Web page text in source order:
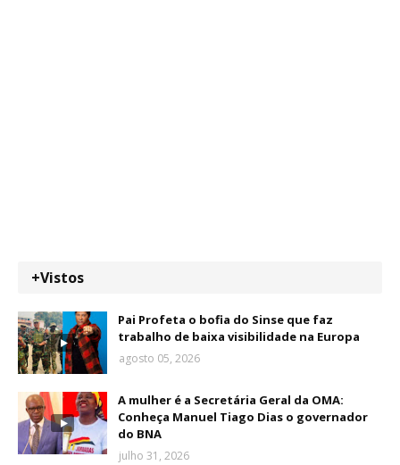
+Vistos
Pai Profeta o bofia do Sinse que faz
trabalho de baixa visibilidade na Europa
agosto 05, 2026
A mulher é a Secretária Geral da OMA:
Conheça Manuel Tiago Dias o governador
do BNA
julho 31, 2026